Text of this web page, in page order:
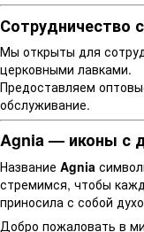
Сотрудничество
Мы открыты для
церковными лавками.
Предоставляем
обслуживание.
Agnia — иконы с
Название Agnia
стремимся, чтобы
приносила с собой
Добро пожаловать в